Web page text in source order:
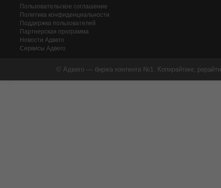
Пользовательское соглашение
Политика конфиденциальности
Поддержка пользователей
Партнерская программа
Новости Адвего
Сервисы Адвего
© Адвего — биржа контента №1. Копирайтинг,